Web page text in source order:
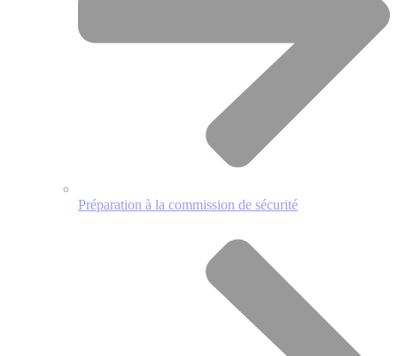
Préparation à la commission de sécurité